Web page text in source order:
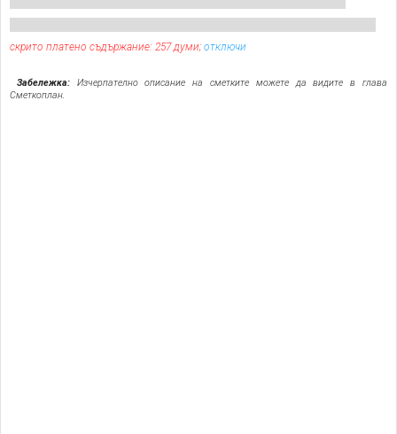
скрито платено съдържание: 257 думи; отключи
Забележка: Изчерпателно описание на сметките можете да видите в глава
Сметкоплан.